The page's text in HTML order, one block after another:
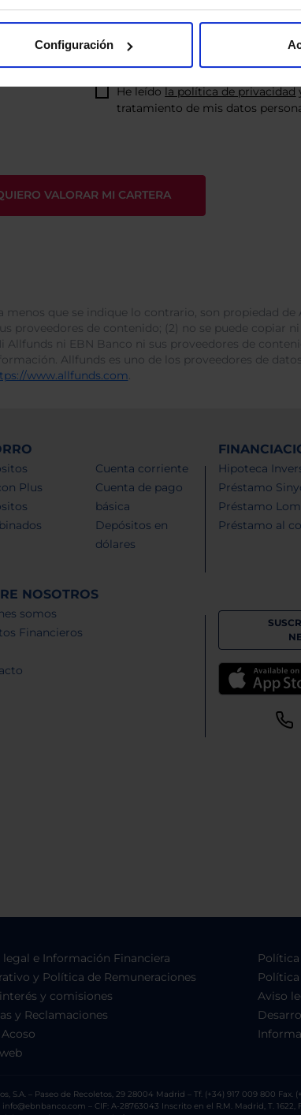
Configuración
He leídola política de privacidad
tratamiento de mis datos
menos que se indique lo contrario, son propiedad
proveedores de contenido; (2) no se puede copiar
ni EBN Banco ni sus proveedores de
Allfunds es uno de los proveedores de
www.allfunds.com.
Plus
Cuenta corriente
Cuenta de pago
básica
Depósitos en
dólares
Hipoteca
Préstamo
Préstamo
Préstamo al
NOSOTROS
somos
Financieros
e Información Financiera
y Política de Remuneraciones
y comisiones
y Reclamaciones
Política
Aviso
S.A. – Paseo de Recoletos, 29 28004 Madrid – Tf. (+34) 917 009 800 Fax.
– CIF: A-28763043 Inscrito en el R.M. Madrid, T. 1622,